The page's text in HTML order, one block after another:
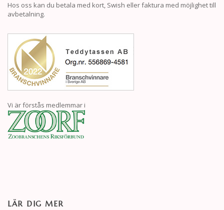
Hos oss kan du betala med kort, Swish eller faktura med möjlighet till
avbetalning.
Vi är förstås medlemmar i
LÄR DIG MER